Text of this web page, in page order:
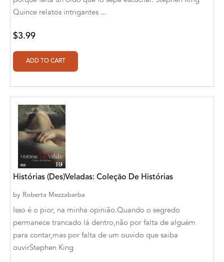
Aldivan Teixeira Torres
Mastropieri [Translator]
Rodríguez Sevilla [Translator]
Aldivan Teixeira Torres [Author], Barbara V.
[Translator]
Aldivan Teixeira Torres [Author], Betül
Öztürk [Translator]
Aldivan Teixeira Torres [Author], Cristina
Botîlcă [Translator]
Aldivan Teixeira Torres [Author], Daniele
Giuffre [Translator]
Aldivan Teixeira Torres [Author], Daniele
Giuffre' [Translator]
Quince relatos intrigantes ...
$3.99
Histórias (Des)Veladas: Coleção De Histórias
by Roberta Mezzabarba
Isso é o pior, na minha opinião.Quando o segredo
permanece trancado lá dentro,não por falta de alguém
para contar,mas por falta de um ouvido que saiba
ouvirStephen King